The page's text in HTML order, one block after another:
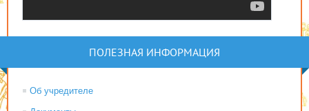
ПОЛЕЗНАЯ ИНФОРМАЦИЯ
Об учредителе